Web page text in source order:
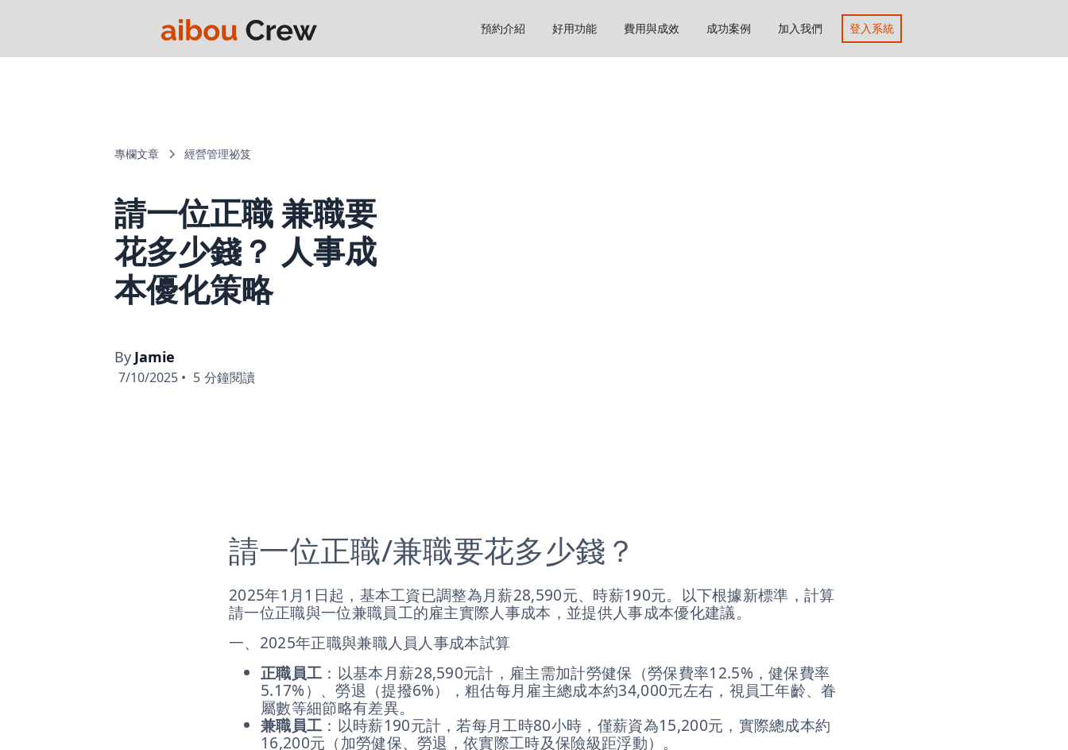
預約介紹 好用功能 費用與成效 成功案例 加入我們 登入系統
專欄文章 經營管理祕笈
請一位正職 兼職要
花多少錢？ 人事成
本優化策略
By Jamie
7/10/2025 • 5 分鐘閱讀
請一位正職/兼職要花多少錢？
2025年1月1日起，基本工資已調整為月薪28,590元、時薪190元。以下根據新標準，計算
請一位正職與一位兼職員工的雇主實際人事成本，並提供人事成本優化建議。
一、2025年正職與兼職人員人事成本試算
正職員工 ：以基本月薪28,590元計，雇主需加計勞健保（勞保費率12.5%，健保費率
5.17%）、勞退（提撥6%），粗估每月雇主總成本約34,000元左右，視員工年齡、眷
屬數等細節略有差異。
兼職員工 ：以時薪190元計，若每月工時80小時，僅薪資為15,200元，實際總成本約
16,200元（加勞健保、勞退，依實際工時及保險級距浮動）。